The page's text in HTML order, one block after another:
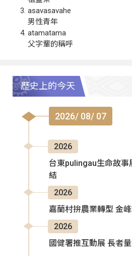
asavasavahe
男性青年
atamatama
父字輩的稱呼
歷史上的今天
2026/ 08/ 07
2026
台東pulingau生命故事
結
2026
嘉蘭村拚農業轉型 金
2026
國健署推互動展 長者